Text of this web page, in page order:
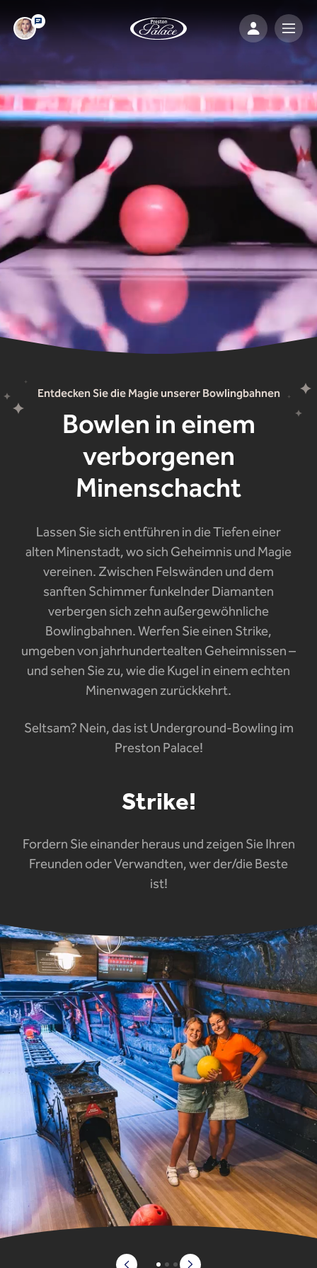
Entdecken Sie die Magie unserer Bowlingbahnen
Bowlen in einem
verborgenen
Minenschacht
Lassen Sie sich entführen in die Tiefen einer
alten Minenstadt, wo sich Geheimnis und Magie
vereinen. Zwischen Felswänden und dem
sanften Schimmer funkelnder Diamanten
verbergen sich zehn außergewöhnliche
Bowlingbahnen. Werfen Sie einen Strike,
umgeben von jahrhundertealten Geheimnissen –
und sehen Sie zu, wie die Kugel in einem echten
Minenwagen zurückkehrt.
Seltsam? Nein, das ist Underground-Bowling im
Preston Palace!
Strike!
Fordern Sie einander heraus und zeigen Sie Ihren
Freunden oder Verwandten, wer der/die Beste
ist!